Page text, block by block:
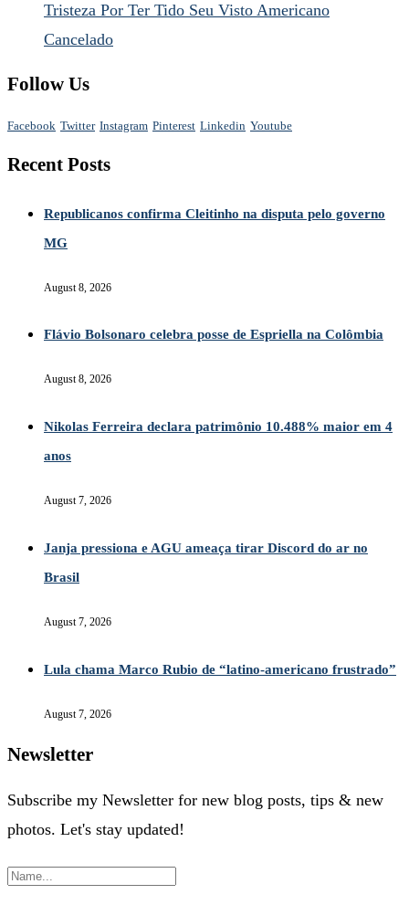
Tristeza Por Ter Tido Seu Visto Americano
Cancelado
Follow Us
Facebook Twitter Instagram Pinterest Linkedin Youtube
Recent Posts
Republicanos confirma Cleitinho na disputa pelo governo
MG
August 8, 2026
Flávio Bolsonaro celebra posse de Espriella na Colômbia
August 8, 2026
Nikolas Ferreira declara patrimônio 10.488% maior em 4
anos
August 7, 2026
Janja pressiona e AGU ameaça tirar Discord do ar no
Brasil
August 7, 2026
Lula chama Marco Rubio de “latino-americano frustrado”
August 7, 2026
Newsletter
Subscribe my Newsletter for new blog posts, tips & new
photos. Let's stay updated!